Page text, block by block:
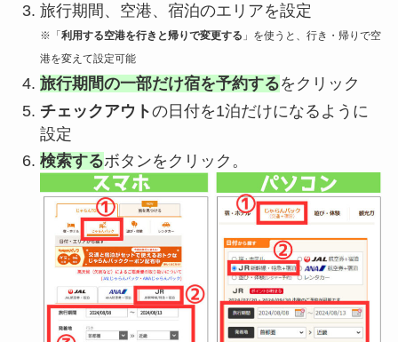
旅行期間、空港、宿泊のエリアを設定
※「利用する空港を行きと帰りで変更する 」を使うと、行き・帰りで空
港を変えて設定可能
旅行期間の一部だけ宿を予約するをクリック
チェックアウトの日付を1泊だけになるように
設定
検索するボタンをクリック。